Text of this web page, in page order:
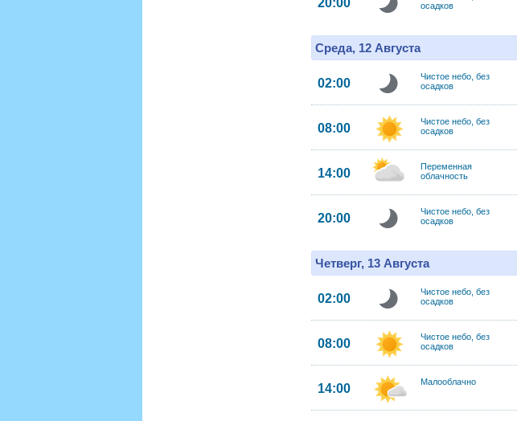
20:00
осадков
Среда, 12 Августа
02:00
Чистое небо, без
осадков
08:00
Чистое небо, без
осадков
14:00
Переменная
облачность
20:00
Чистое небо, без
осадков
Четверг, 13 Августа
02:00
Чистое небо, без
осадков
08:00
Чистое небо, без
осадков
14:00 Малооблачно